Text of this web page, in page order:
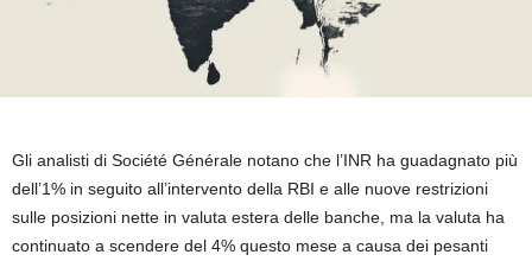
Gli analisti di Société Générale notano che l’INR ha guadagnato più
dell’1% in seguito all’intervento della RBI e alle nuove restrizioni
sulle posizioni nette in valuta estera delle banche, ma la valuta ha
continuato a scendere del 4% questo mese a causa dei pesanti